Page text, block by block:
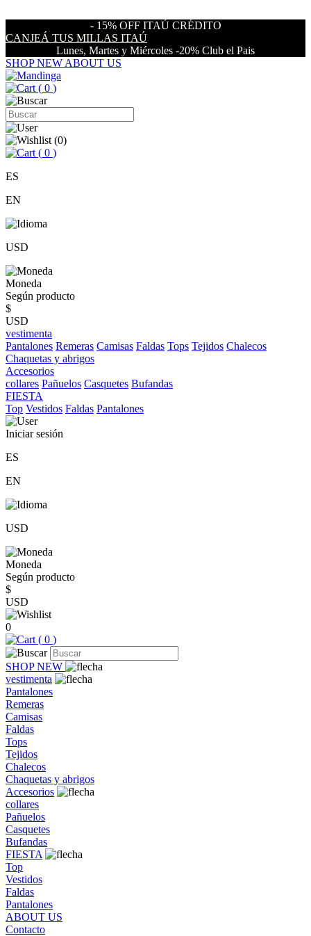
- 15% OFF ITAÚ CRÉDITO
CANJEÁ TUS MILLAS ITAÚ
Lunes, Martes y Miércoles -20% Club el Pais
SHOP NEW ABOUT US
( 0 )
(0)
( 0 )
ES
EN
USD
Moneda
Según producto
$
USD
vestimenta
Pantalones Remeras Camisas Faldas Tops Tejidos Chalecos
Chaquetas y abrigos
Accesorios
collares Pañuelos Casquetes Bufandas
FIESTA
Top Vestidos Faldas Pantalones
Iniciar sesión
ES
EN
USD
Moneda
Según producto
$
USD
0
( 0 )
SHOP NEW
vestimenta
Pantalones
Remeras
Camisas
Faldas
Tops
Tejidos
Chalecos
Chaquetas y abrigos
Accesorios
collares
Pañuelos
Casquetes
Bufandas
FIESTA
Top
Vestidos
Faldas
Pantalones
ABOUT US
Contacto